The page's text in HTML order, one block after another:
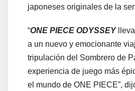
japoneses originales de la
“ONE PIECE ODYSSEYlleva
a un nuevo y emocionante
tripulación del Sombrero de
experiencia de juego más
el mundo de ONE PIECE”,